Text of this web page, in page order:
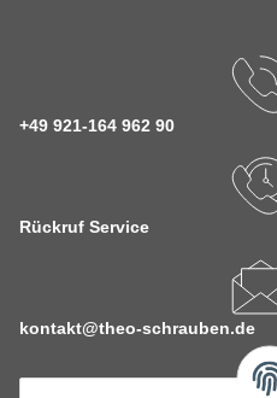
+49 921-164 962 90
Rückruf Service
kontakt@theo-schrauben.de